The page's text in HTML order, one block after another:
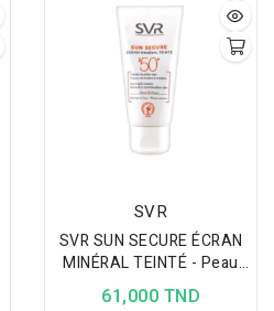
en hydratant durablement
avec un fini invisible.
SVR
SVR SUN SECURE ÉCRAN
MINÉRAL TEINTÉ - Peau
Normale À Mixte
61,000 TND